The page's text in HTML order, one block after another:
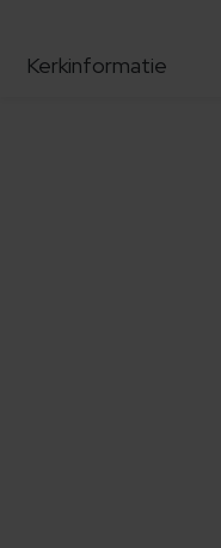
Kerkinformatie